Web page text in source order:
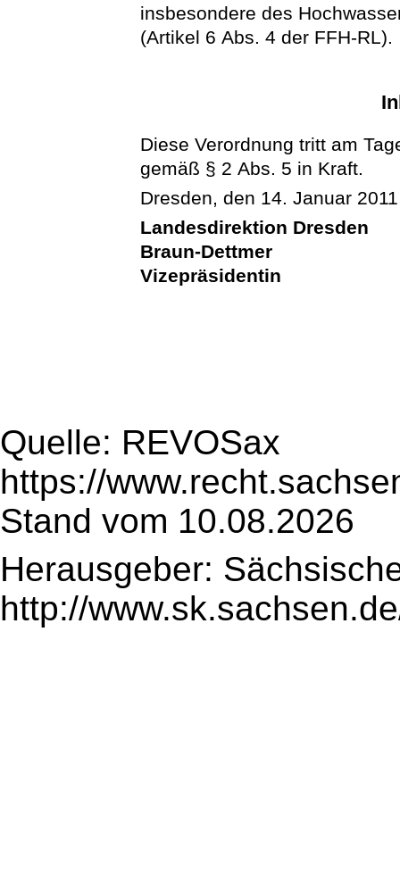
insbesondere des
(Artikel 6 Abs. 4 der FFH-RL).
Diese Verordnung tritt am
gemäß § 2 Abs. 5 in Kraft.
Dresden, den 14. Januar 2011
Landesdirektion Dresden
Braun-Dettmer
Vizepräsidentin
Quelle: REVOSax
https://
Stand vom 10.08.2026
Herausgeber:
http://